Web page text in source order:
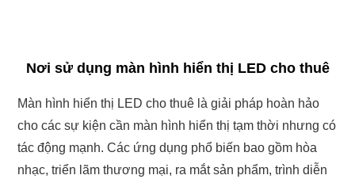
Nơi sử dụng màn hình hiển thị LED cho thuê
Màn hình hiển thị LED cho thuê là giải pháp hoàn hảo
cho các sự kiện cần màn hình hiển thị tạm thời nhưng có
tác động mạnh. Các ứng dụng phổ biến bao gồm hòa
nhạc, triển lãm thương mại, ra mắt sản phẩm, trình diễn